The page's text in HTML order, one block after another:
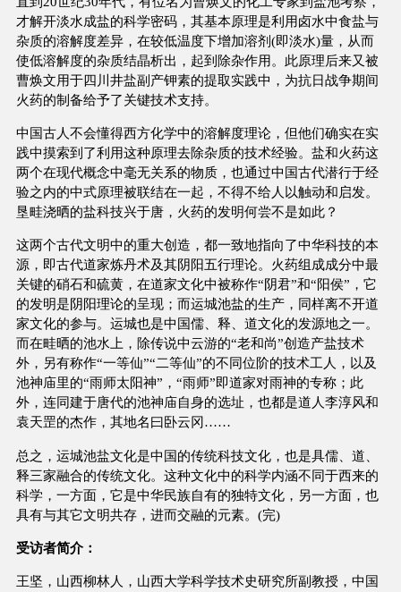
才解开淡水成盐的科学密码，其基本原理是利用卤水中食盐与
杂质的溶解度差异，在较低温度下增加溶剂(即淡水)量，从而
使低溶解度的杂质结晶析出，起到除杂作用。此原理后来又被
曹焕文用于四川井盐副产钾素的提取实践中，为抗日战争期间
火药的制备给予了关键技术支持。
中国古人不会懂得西方化学中的溶解度理论，但他们确实在实
践中摸索到了利用这种原理去除杂质的技术经验。盐和火药这
两个在现代概念中毫无关系的物质，也通过中国古代潜行于经
验之内的中式原理被联结在一起，不得不给人以触动和启发。
垦畦浇晒的盐科技兴于唐，火药的发明何尝不是如此？
这两个古代文明中的重大创造，都一致地指向了中华科技的本
源，即古代道家炼丹术及其阴阳五行理论。火药组成成分中最
关键的硝石和硫黄，在道家文化中被称作“阴君”和“阳侯”，它
的发明是阴阳理论的呈现；而运城池盐的生产，同样离不开道
家文化的参与。运城也是中国儒、释、道文化的发源地之一。
而在畦晒的池水上，除传说中云游的“老和尚”创造产盐技术
外，另有称作“一等仙”“二等仙”的不同位阶的技术工人，以及
池神庙里的“雨师太阳神”，“雨师”即道家对雨神的专称；此
外，连同建于唐代的池神庙自身的选址，也都是道人李淳风和
袁天罡的杰作，其地名曰卧云冈……
总之，运城池盐文化是中国的传统科技文化，也是具儒、道、
释三家融合的传统文化。这种文化中的科学内涵不同于西来的
科学，一方面，它是中华民族自有的独特文化，另一方面，也
具有与其它文明共存，进而交融的元素。(完)
受访者简介：
王坚，山西柳林人，山西大学科学技术史研究所副教授，中国